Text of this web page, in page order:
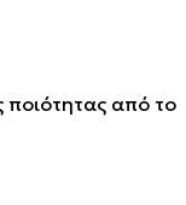
από το